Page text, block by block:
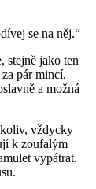
se na něj.“
stejně jako ten
pár mincí,
a možná
vždycky
k zoufalým
vypátrat.